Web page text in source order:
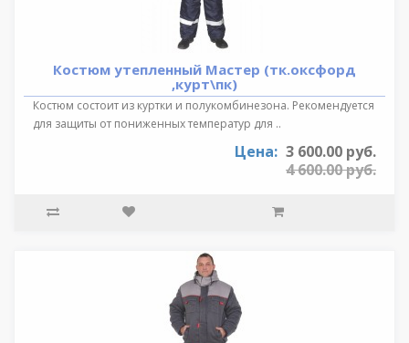
Костюм утепленный Мастер (тк.оксфорд
,курт\пк)
Костюм состоит из куртки и полукомбинезона. Рекомендуется
для защиты от пониженных температур для ..
Цена: 3 600.00 руб.
4 600.00 руб.